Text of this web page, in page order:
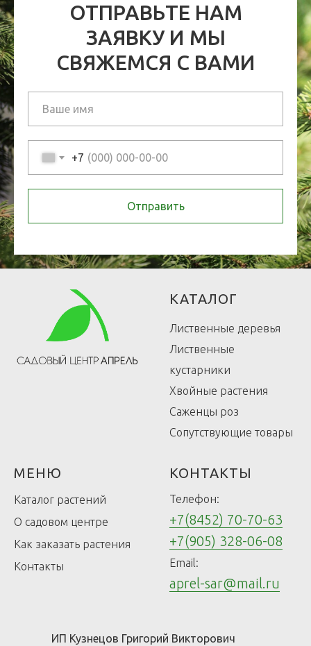
ОТПРАВЬТЕ НАМ
ЗАЯВКУ И МЫ
СВЯЖЕМСЯ С ВАМИ
+7
Отправить
КАТАЛОГ
Лиственные деревья
Лиственные
кустарники
Хвойные растения
Саженцы роз
Сопутствующие товары
МЕНЮ
Каталог растений
О садовом центре
Как заказать растения
Контакты
КОНТАКТЫ
Телефон:
+7(8452) 70-70-63
+7(905) 328-06-08
Email:
aprel-sar@mail.ru
ИП Кузнецов Григорий Викторович